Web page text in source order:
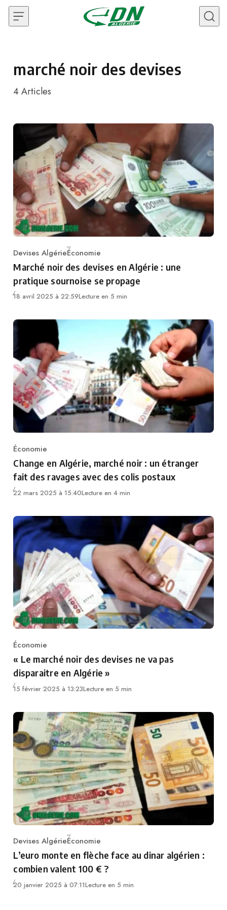
Skip to content
marché noir des devises
4 Articles
Category
Devises AlgérieÉconomie
Marché noir des devises en Algérie : une
pratique sournoise se propage
18 avril 2025 à 22:59Lecture en 5 min
Category
Économie
Change en Algérie, marché noir : un étranger
fait des ravages avec des colis postaux
22 mars 2025 à 15:40Lecture en 4 min
Category
Économie
« Le marché noir des devises ne va pas
disparaitre en Algérie »
15 février 2025 à 13:23Lecture en 5 min
Category
Devises AlgérieÉconomie
L’euro monte en flèche face au dinar algérien :
combien valent 100 € ?
20 janvier 2025 à 07:11Lecture en 5 min